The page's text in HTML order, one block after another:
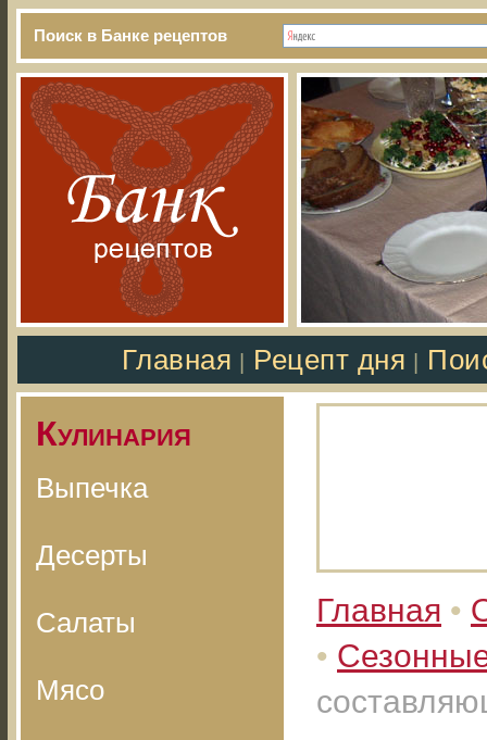
Поиск в Банке рецептов
Главная Рецепт дня
Кулинария
Выпечка
Десерты
Салаты
Мясо
Главная •
•